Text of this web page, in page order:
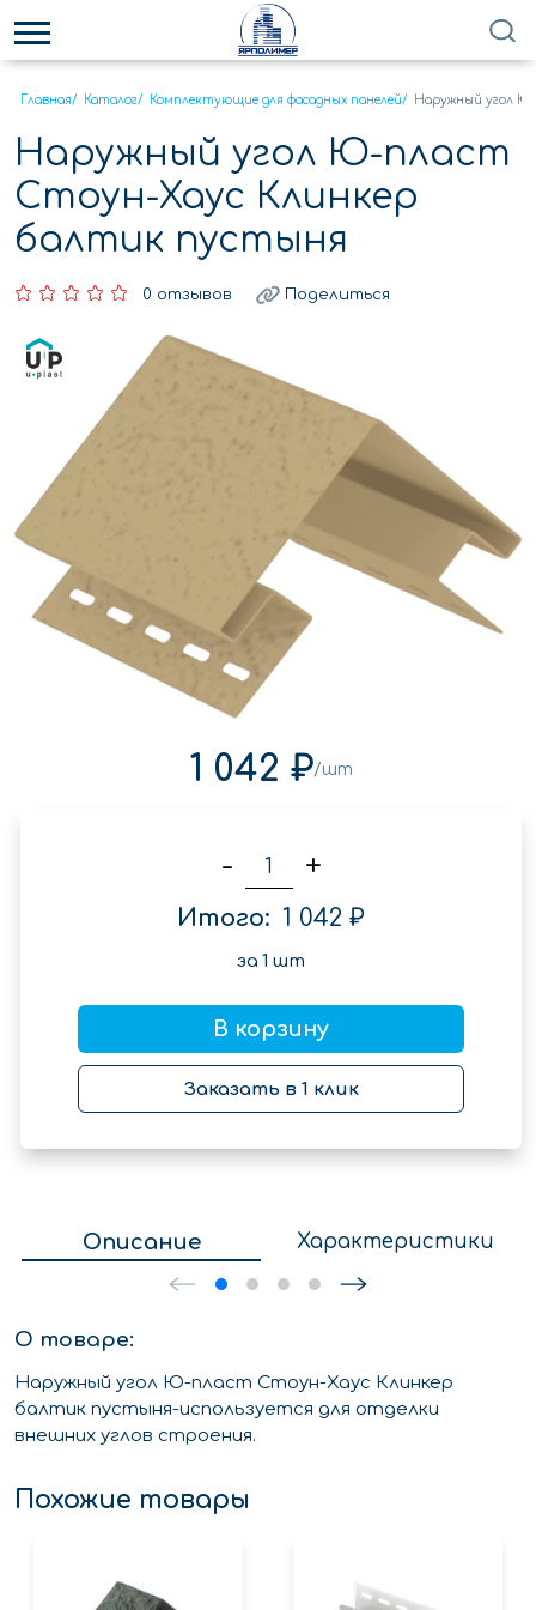
Главная/ Каталог/ Комплектующие для фасадных панелей/ Наружный угол
Наружный угол Ю-пласт
Стоун-Хаус Клинкер
балтик пустыня
0 отзывов Поделиться
1 042 ₽/шт
- +
Итого: 1 042 ₽
за 1 шт
В корзину
Заказать в 1 клик
Описание Характеристики
О товаре:
Наружный угол Ю-пласт Стоун-Хаус Клинкер
балтик пустыня-используется для отделки
внешних углов строения.
Похожие товары